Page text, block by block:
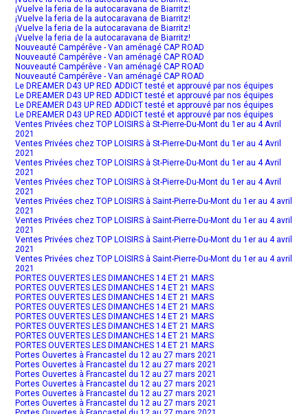
¡Vuelve la feria de la autocaravana de Biarritz!
¡Vuelve la feria de la autocaravana de Biarritz!
¡Vuelve la feria de la autocaravana de Biarritz!
¡Vuelve la feria de la autocaravana de Biarritz!
Nouveauté Campérêve - Van aménagé CAP ROAD
Nouveauté Campérêve - Van aménagé CAP ROAD
Nouveauté Campérêve - Van aménagé CAP ROAD
Nouveauté Campérêve - Van aménagé CAP ROAD
Le DREAMER D43 UP RED ADDICT testé et approuvé par nos équipes
Le DREAMER D43 UP RED ADDICT testé et approuvé par nos équipes
Le DREAMER D43 UP RED ADDICT testé et approuvé par nos équipes
Le DREAMER D43 UP RED ADDICT testé et approuvé par nos équipes
Ventes Privées chez TOP LOISIRS à St-Pierre-Du-Mont du 1er au 4 Avril
2021
Ventes Privées chez TOP LOISIRS à St-Pierre-Du-Mont du 1er au 4 Avril
2021
Ventes Privées chez TOP LOISIRS à St-Pierre-Du-Mont du 1er au 4 Avril
2021
Ventes Privées chez TOP LOISIRS à St-Pierre-Du-Mont du 1er au 4 Avril
2021
Ventes Privées chez TOP LOISIRS à Saint-Pierre-Du-Mont du 1er au 4 avril
2021
Ventes Privées chez TOP LOISIRS à Saint-Pierre-Du-Mont du 1er au 4 avril
2021
Ventes Privées chez TOP LOISIRS à Saint-Pierre-Du-Mont du 1er au 4 avril
2021
Ventes Privées chez TOP LOISIRS à Saint-Pierre-Du-Mont du 1er au 4 avril
2021
PORTES OUVERTES LES DIMANCHES 14 ET 21 MARS
PORTES OUVERTES LES DIMANCHES 14 ET 21 MARS
PORTES OUVERTES LES DIMANCHES 14 ET 21 MARS
PORTES OUVERTES LES DIMANCHES 14 ET 21 MARS
PORTES OUVERTES LES DIMANCHES 14 ET 21 MARS
PORTES OUVERTES LES DIMANCHES 14 ET 21 MARS
PORTES OUVERTES LES DIMANCHES 14 ET 21 MARS
PORTES OUVERTES LES DIMANCHES 14 ET 21 MARS
Portes Ouvertes à Francastel du 12 au 27 mars 2021
Portes Ouvertes à Francastel du 12 au 27 mars 2021
Portes Ouvertes à Francastel du 12 au 27 mars 2021
Portes Ouvertes à Francastel du 12 au 27 mars 2021
Portes Ouvertes à Francastel du 12 au 27 mars 2021
Portes Ouvertes à Francastel du 12 au 27 mars 2021